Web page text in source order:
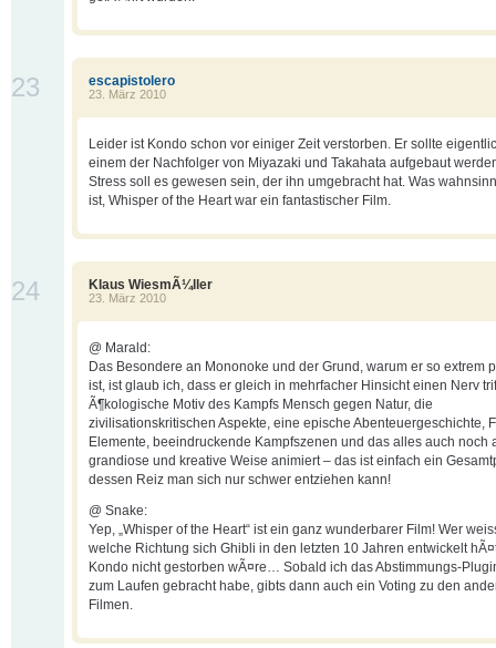
escapistolero
23. März 2010
23
Leider ist Kondo schon vor einiger Zeit verstorben. Er sollte
einem der Nachfolger von Miyazaki und Takahata aufgebaut
Stress soll es gewesen sein, der ihn umgebracht hat. Was
ist, Whisper of the Heart war ein fantastischer Film.
Klaus WiesmÃ¼ller
23. März 2010
24
@ Marald:
Das Besondere an Mononoke und der Grund, warum er so extrem
ist, ist glaub ich, dass er gleich in mehrfacher Hinsicht einen Nerv
Ã¶kologische Motiv des Kampfs Mensch gegen Natur, die
zivilisationskritischen Aspekte, eine epische Abenteuergeschichte,
Elemente, beeindruckende Kampfszenen und das alles auch noch
grandiose und kreative Weise animiert – das ist einfach ein
dessen Reiz man sich nur schwer entziehen kann!
@ Snake:
Yep, „Whisper of the Heart“ ist ein ganz wunderbarer Film! Wer
welche Richtung sich Ghibli in den letzten 10 Jahren entwickelt
Kondo nicht gestorben wÃ¤re… Sobald ich das Abstimmungs-
zum Laufen gebracht habe, gibts dann auch ein Voting zu den
Filmen.